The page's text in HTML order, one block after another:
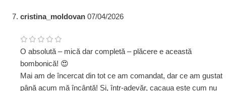
cristina_moldovan 07/04/2026
O absolută – mică dar completă – plăcere e această
bombonică! 😍
Mai am de încercat din tot ce am comandat, dar ce am gustat
până acum mă încântă! Și, într-adevăr, cacaua este cum nu